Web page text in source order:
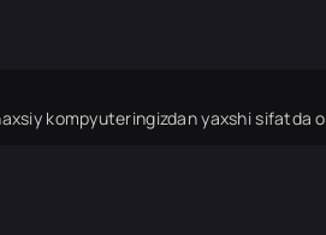
kompyuteringizdan yaxshi sifatda